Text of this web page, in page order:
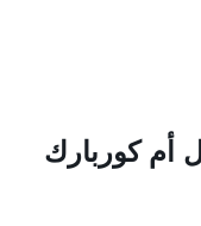
أم كوربارك